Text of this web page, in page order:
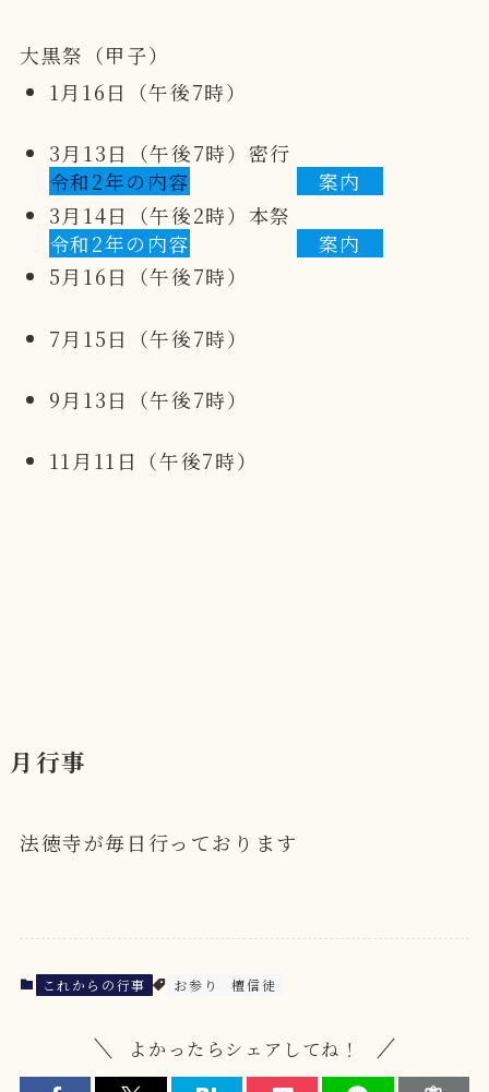
大黒祭（甲子）
1月16日（午後7時）
3月13日（午後7時）密行
令和2年の内容
案内
3月14日（午後2時）本祭
令和2年の内容
案内
5月16日（午後7時）
7月15日（午後7時）
9月13日（午後7時）
11月11日（午後7時）
月行事
法徳寺が毎日行っております
これからの行事 お参り 檀信徒
よかったらシェアしてね！